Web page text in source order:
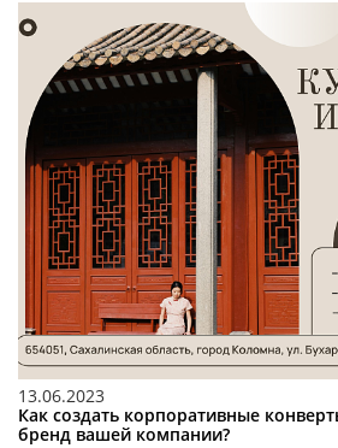
13.06.2023
Как создать корпоративные
бренд вашей компании?